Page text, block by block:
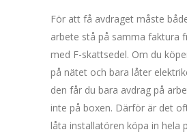
För att få avdraget måste
arbete stå på samma faktura
med F-skattsedel. Om du
på nätet och bara låter
den får du bara avdrag på
inte på boxen. Därför är det
låta installatören köpa in hela